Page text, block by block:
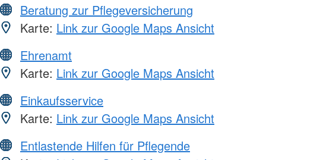
Beratung zur Pflegeversicherung
Karte: Link zur Google Maps Ansicht
Ehrenamt
Karte: Link zur Google Maps Ansicht
Einkaufsservice
Karte: Link zur Google Maps Ansicht
Entlastende Hilfen für Pflegende